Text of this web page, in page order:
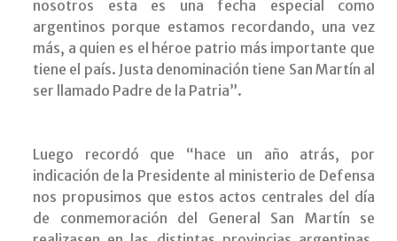
nosotros esta es una fecha especial como
argentinos porque estamos recordando, una vez
más, a quien es el héroe patrio más importante que
tiene el país. Justa denominación tiene San Martín al
ser llamado Padre de la Patria”.
Luego recordó que “hace un año atrás, por
indicación de la Presidente al ministerio de Defensa
nos propusimos que estos actos centrales del día
de conmemoración del General San Martín se